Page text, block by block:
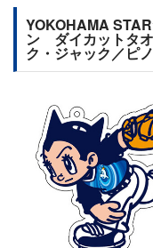
YOKOHAMA
ン ダイカットタ
ク・ジャック／ピ